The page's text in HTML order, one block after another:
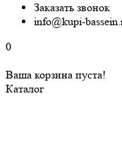
Заказать звонок
info@kupi-
0
Ваша корзина пуста!
Каталог